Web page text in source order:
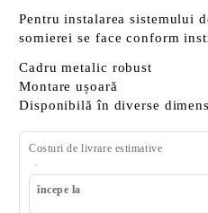
Pentru instalarea sistemului
somierei se face conform
Cadru metalic robust
Montare ușoară
Disponibilă în diverse
Costuri de livrare estimative
începe la